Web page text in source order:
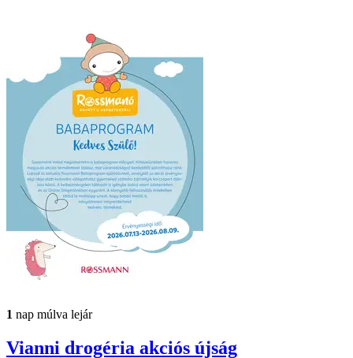
1 nap múlva lejár
Vianni drogéria akciós újság